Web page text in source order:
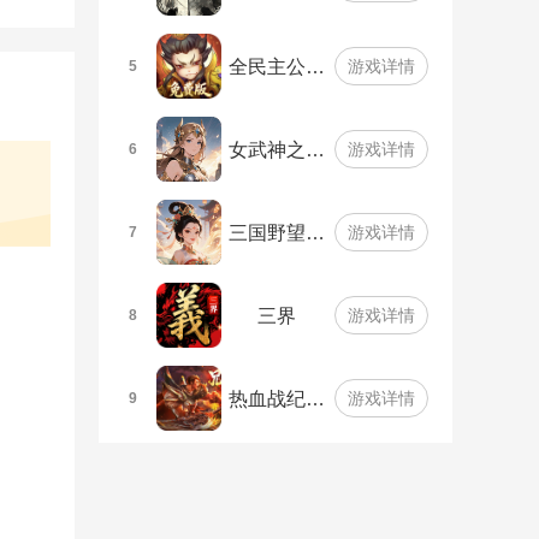
5 全民主公… 游戏详情
6 女武神之… 游戏详情
7 三国野望… 游戏详情
8 三界 游戏详情
9 热血战纪… 游戏详情